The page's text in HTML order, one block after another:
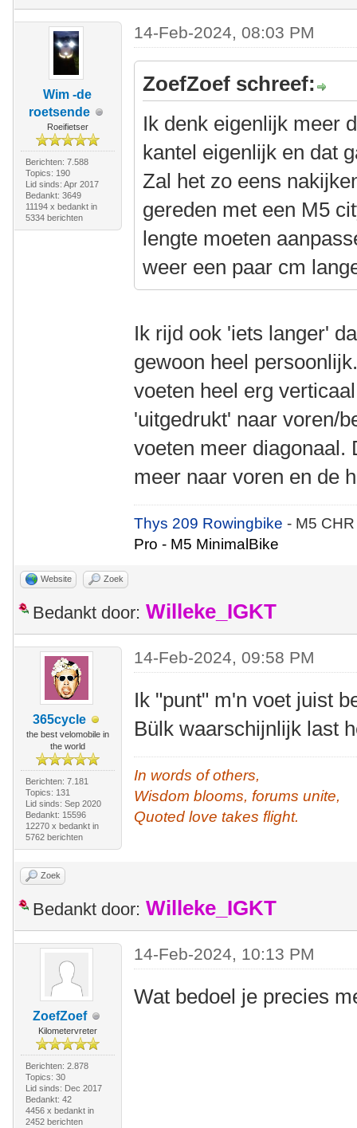
Wim -de
roetsende
Roeifietser
Berichten: 7.588
Topics: 190
Lid sinds: Apr 2017
Bedankt: 3649
11194 x bedankt in
5334 berichten
14-Feb-2024, 08:03 PM
ZoefZoef schreef:
Ik denk eigenlijk meer
kantel eigenlijk en dat
Zal het zo eens
gereden met een M5
lengte moeten
weer een paar cm
Ik rijd ook 'iets langer'
gewoon heel
voeten heel erg
'uitgedrukt' naar voren/
voeten meer diagonaal.
meer naar voren en de
Thys 209 Rowingbike- M5
Pro - M5 MinimalBike
Website Zoek
Bedankt door: Willeke_IGKT
365cycle
the best velomobile in
the world
Berichten: 7.181
Topics: 131
Lid sinds: Sep 2020
Bedankt: 15596
12270 x bedankt in
5762 berichten
14-Feb-2024, 09:58 PM
Ik "punt" m'n voet juist
Bülk waarschijnlijk last
In words of others,
Wisdom blooms, forums unite,
Quoted love takes flight.
Zoek
Bedankt door: Willeke_IGKT
ZoefZoef
Kilometervreter
Berichten: 2.878
Topics: 30
Lid sinds: Dec 2017
Bedankt: 42
4456 x bedankt in
2452 berichten
14-Feb-2024, 10:13 PM
Wat bedoel je precies